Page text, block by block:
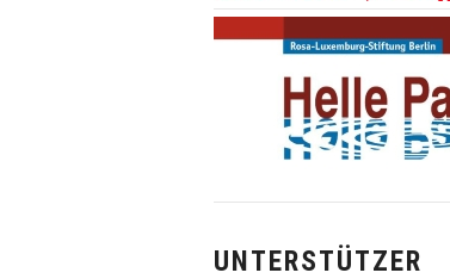
UNTERSTÜTZER